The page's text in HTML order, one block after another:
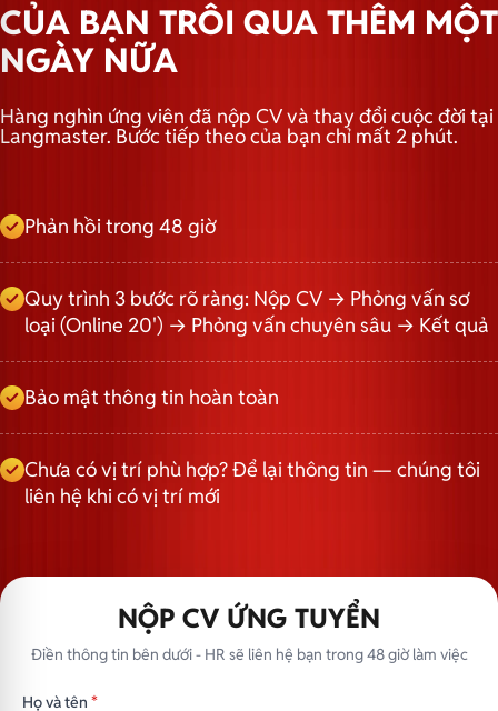
CỦA BẠN TRÔI QUA THÊM MỘT
NGÀY NỮA
Hàng nghìn ứng viên đã nộp CV và thay đổi cuộc đời tại
Langmaster. Bước tiếp theo của bạn chỉ mất 2 phút.
Phản hồi trong 48 giờ
Quy trình 3 bước rõ ràng: Nộp CV → Phỏng vấn sơ
loại (Online 20') → Phỏng vấn chuyên sâu → Kết quả
Bảo mật thông tin hoàn toàn
Chưa có vị trí phù hợp? Để lại thông tin — chúng tôi
liên hệ khi có vị trí mới
NỘP CV ỨNG TUYỂN
Điền thông tin bên dưới - HR sẽ liên hệ bạn trong 48 giờ làm việc
Họ và tên *